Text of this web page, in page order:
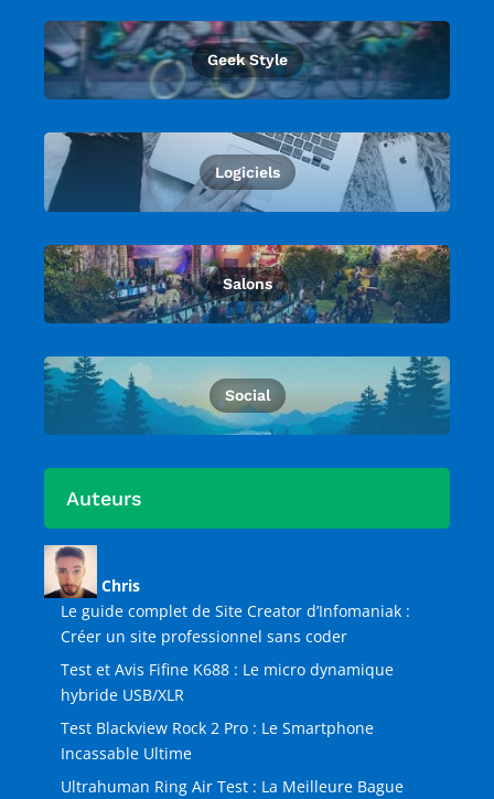
Geek Style
Logiciels
Salons
Social
Auteurs
Chris
Le guide complet de Site Creator d’Infomaniak :
Créer un site professionnel sans coder
Test et Avis Fifine K688 : Le micro dynamique
hybride USB/XLR
Test Blackview Rock 2 Pro : Le Smartphone
Incassable Ultime
Ultrahuman Ring Air Test : La Meilleure Bague